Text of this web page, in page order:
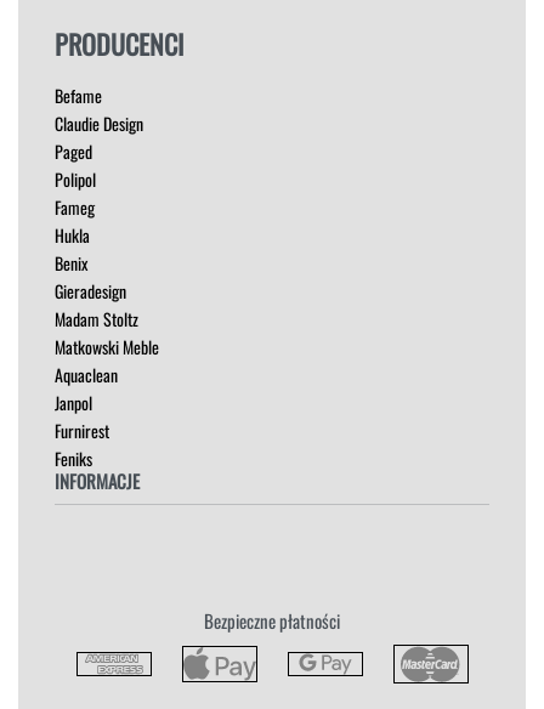
HOKERY
ŁÓŻKA
MEBLE RTV
NAROŻNIKI
OUTLET
PUFY
SOFY
STOLIKI
STOŁY
SZAFKI I KOMODY
PRODUCENCI
Befame
Claudie Design
Paged
Polipol
Fameg
Hukla
Benix
Gieradesign
Madam Stoltz
Matkowski Meble
Aquaclean
Janpol
Furnirest
Feniks
INFORMACJE
Płatność i Dostawa
Bezpieczne płatności